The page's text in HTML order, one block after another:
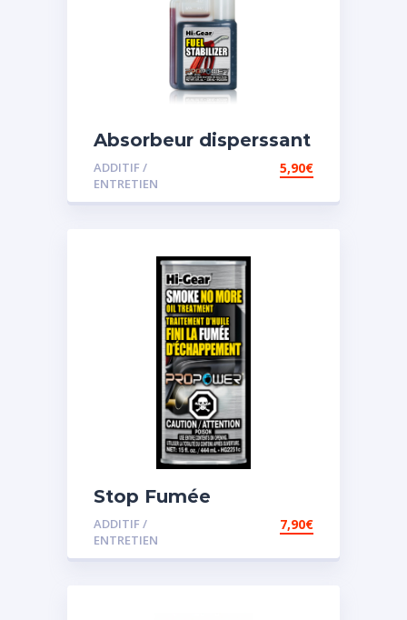
Absorbeur disperssant
d’eau pour carburant
ADDITIF /
ENTRETIEN
5,90€
Stop Fumée
ADDITIF /
ENTRETIEN
7,90€